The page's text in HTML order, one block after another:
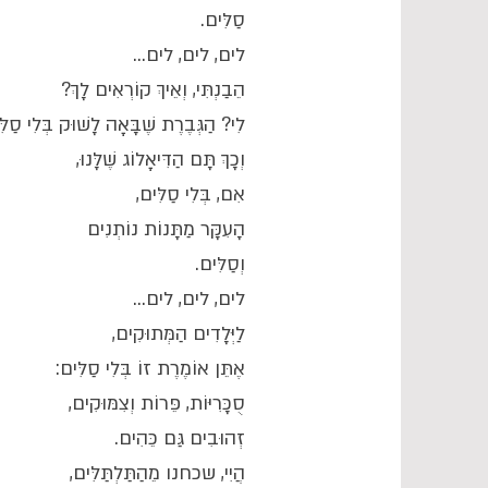
סַלִּים.
לים, לים, לים...
הֵבַנְתִּי, וְאֵיךְ קוֹרְאִים לָךְ?
לִי? הַגְּבֶרֶת שֶׁבָּאָה לָשׁוּק בְּלִי
וְכָךְ תָּם הַדִּיאָלוֹג שֶׁלָּנוּ,
אִם, בְּלִי סַלִּים,
הָעִקָּר מַתָּנוֹת נוֹתְנִים
וְסַלִּים.
לים, לים, לים...
לַיְּלָדִים הַמְּתוּקִים,
אֶתֵּן אוֹמֶרֶת זוֹ בְּלִי סַלִּים:
סֻכָּרִיּוֹת, פֵּרוֹת וְצִמּוּקִים,
זְהוּבִים גַּם כֵּהִים.
הֲיִי, שכחנו מֵהַתַּלְתַּלִּים,